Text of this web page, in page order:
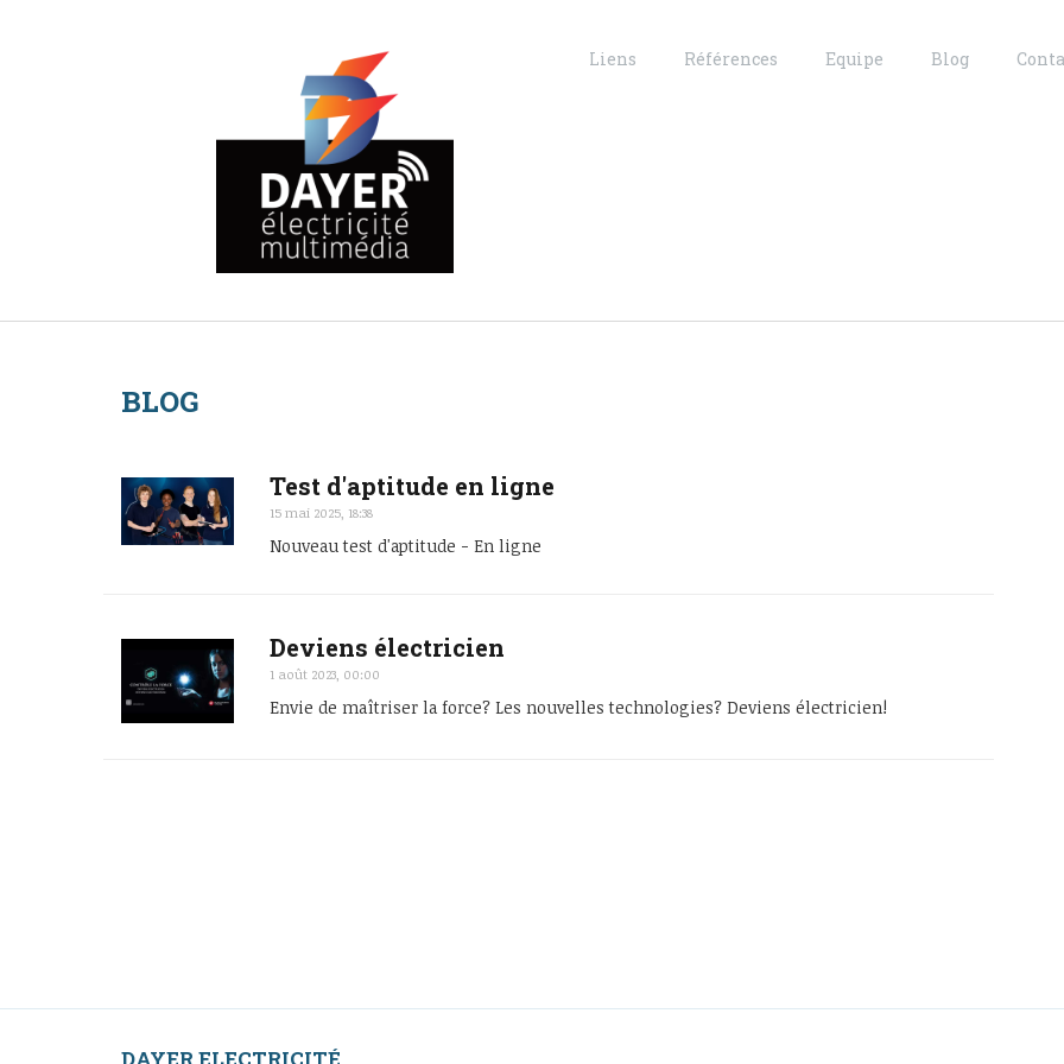
Liens Références Equipe Blog
BLOG
Test d'aptitude en ligne
15 mai 2025, 18:38
Nouveau test d'aptitude - En ligne
Deviens électricien
1 août 2023, 00:00
Envie de maîtriser la force? Les nouvelles technologies? Deviens électricien!